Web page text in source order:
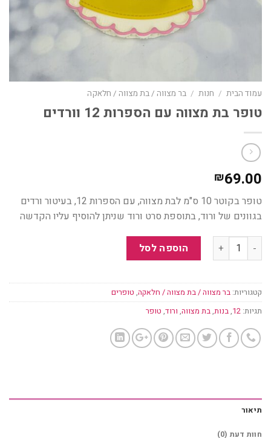
עמוד הבית / חנות / בר מצווה / בת מצווה / חלאקה
טופר בת מצווה עם הספרות 12 וורדים
₪69.00
טופר בקוטר 10 ס"מ לבת מצווה, עם הספרות 12, בעיטור ורדים
בגוונים של ורוד, בתוספת סרט ורוד שניתן להוסיף עליו הקדשה
הוספה לסל
קטגוריות: בר מצווה / בת מצווה / חלאקה, טופרים
תגיות: 12
,בנות,בת מצווה, ורוד, טופר
תיאור
חוות דעת (0)